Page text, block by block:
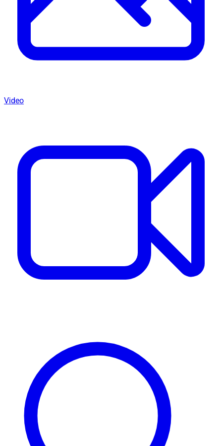
Video